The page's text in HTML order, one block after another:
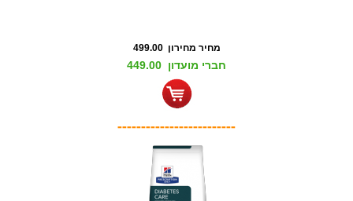
מחיר מחירון 499.00
חברי מועדון 449.00
-------------------------